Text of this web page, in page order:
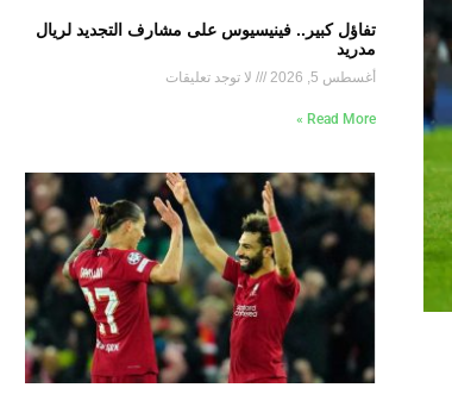
تفاؤل كبير.. فينيسيوس على مشارف التجديد لريال
مدريد
أغسطس 5, 2026 لا توجد تعليقات
Read More »